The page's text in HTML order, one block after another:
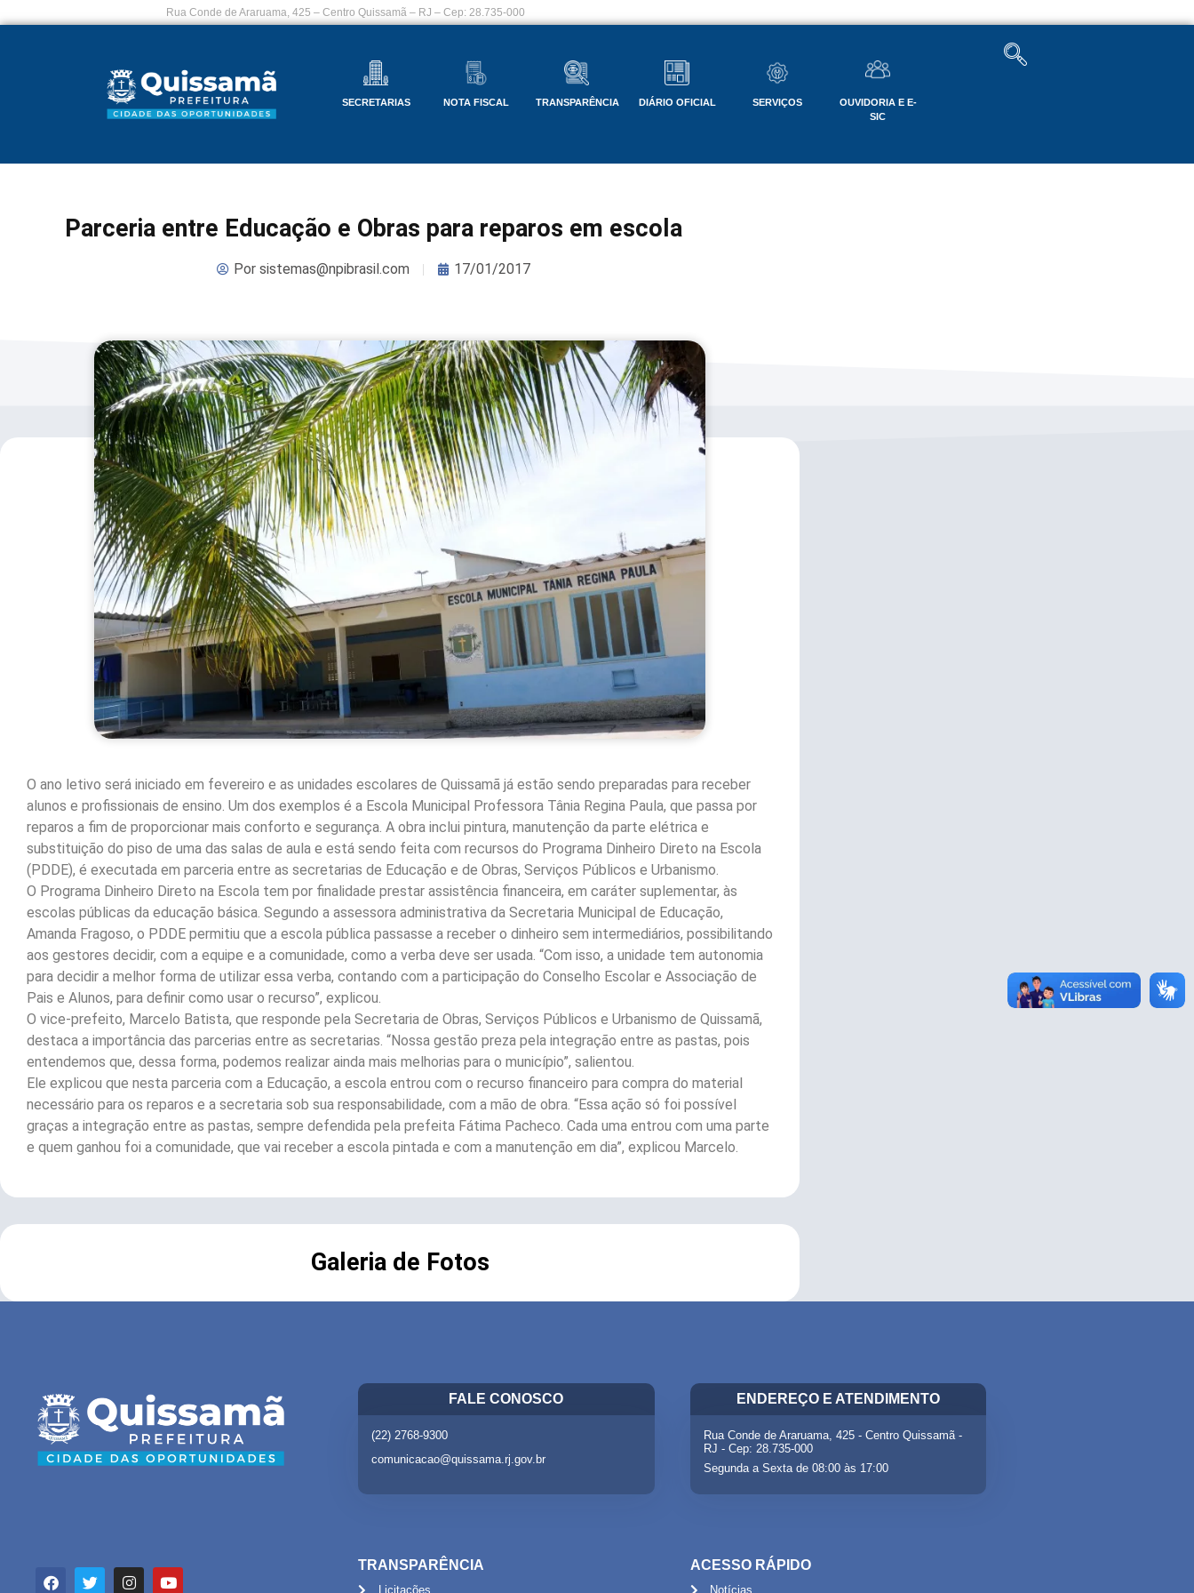
Rua Conde de Araruama, 425 – Centro Quissamã – RJ – Cep: 28.735-000
SECRETARIAS NOTA FISCAL TRANSPARÊNCIA DIÁRIO OFICIAL SERVIÇOS
OUVIDORIA E E-
SIC
Parceria entre Educação e Obras para reparos em escola
Porsistemas@npibrasil.com 17/01/2017
O ano letivo será iniciado em fevereiro e as unidades escolares de Quissamã já estão sendo preparadas para receber
alunos e profissionais de ensino. Um dos exemplos é a Escola Municipal Professora Tânia Regina Paula, que passa por
reparos a fim de proporcionar mais conforto e segurança. A obra inclui pintura, manutenção da parte elétrica e
substituição do piso de uma das salas de aula e está sendo feita com recursos do Programa Dinheiro Direto na Escola
(PDDE), é executada em parceria entre as secretarias de Educação e de Obras, Serviços Públicos e Urbanismo.
O Programa Dinheiro Direto na Escola tem por finalidade prestar assistência financeira, em caráter suplementar, às
escolas públicas da educação básica. Segundo a assessora administrativa da Secretaria Municipal de Educação,
Amanda Fragoso, o PDDE permitiu que a escola pública passasse a receber o dinheiro sem intermediários, possibilitando
aos gestores decidir, com a equipe e a comunidade, como a verba deve ser usada. “Com isso, a unidade tem autonomia
para decidir a melhor forma de utilizar essa verba, contando com a participação do Conselho Escolar e Associação de
Pais e Alunos, para definir como usar o recurso”, explicou.
O vice-prefeito, Marcelo Batista, que responde pela Secretaria de Obras, Serviços Públicos e Urbanismo de Quissamã,
destaca a importância das parcerias entre as secretarias. “Nossa gestão preza pela integração entre as pastas, pois
entendemos que, dessa forma, podemos realizar ainda mais melhorias para o município”, salientou.
Ele explicou que nesta parceria com a Educação, a escola entrou com o recurso financeiro para compra do material
necessário para os reparos e a secretaria sob sua responsabilidade, com a mão de obra. “Essa ação só foi possível
graças a integração entre as pastas, sempre defendida pela prefeita Fátima Pacheco. Cada uma entrou com uma parte
e quem ganhou foi a comunidade, que vai receber a escola pintada e com a manutenção em dia”, explicou Marcelo.
Galeria de Fotos
FALE CONOSCO
(22) 2768-9300
comunicacao@quissama.rj.gov.br
ENDEREÇO E ATENDIMENTO
Rua Conde de Araruama, 425 - Centro Quissamã -
RJ - Cep: 28.735-000
Segunda a Sexta de 08:00 às 17:00
TRANSPARÊNCIA
Licitações
ACESSO RÁPIDO
Notícias